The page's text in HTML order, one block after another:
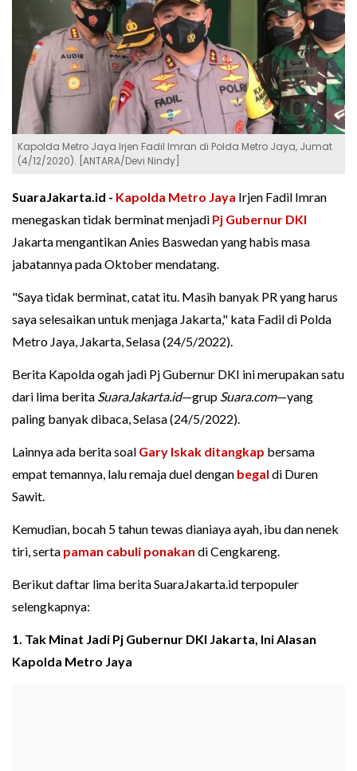
Kapolda Metro Jaya Irjen Fadil Imran di Polda Metro Jaya, Jumat
(4/12/2020). [ANTARA/Devi Nindy]
SuaraJakarta.id - Kapolda Metro Jaya Irjen Fadil Imran
menegaskan tidak berminat menjadi Pj Gubernur DKI
Jakarta mengantikan Anies Baswedan yang habis masa
jabatannya pada Oktober mendatang.
"Saya tidak berminat, catat itu. Masih banyak PR yang harus
saya selesaikan untuk menjaga Jakarta," kata Fadil di Polda
Metro Jaya, Jakarta, Selasa (24/5/2022).
Berita Kapolda ogah jadi Pj Gubernur DKI ini merupakan satu
dari lima berita SuaraJakarta.id—grup Suara.com—yang
paling banyak dibaca, Selasa (24/5/2022).
Lainnya ada berita soal Gary Iskak ditangkap bersama
empat temannya, lalu remaja duel dengan begal di Duren
Sawit.
Kemudian, bocah 5 tahun tewas dianiaya ayah, ibu dan nenek
tiri, serta paman cabuli ponakan di Cengkareng.
Berikut daftar lima berita SuaraJakarta.id terpopuler
selengkapnya:
1. Tak Minat Jadi Pj Gubernur DKI Jakarta, Ini Alasan
Kapolda Metro Jaya